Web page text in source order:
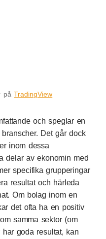
påTradingView
och speglar en
Det går dock
inom dessa
delar av ekonomin med
specifika grupperingar
resultat och härleda
Om bolag inom en
det ofta ha en positiv
samma sektor (om
goda resultat, kan